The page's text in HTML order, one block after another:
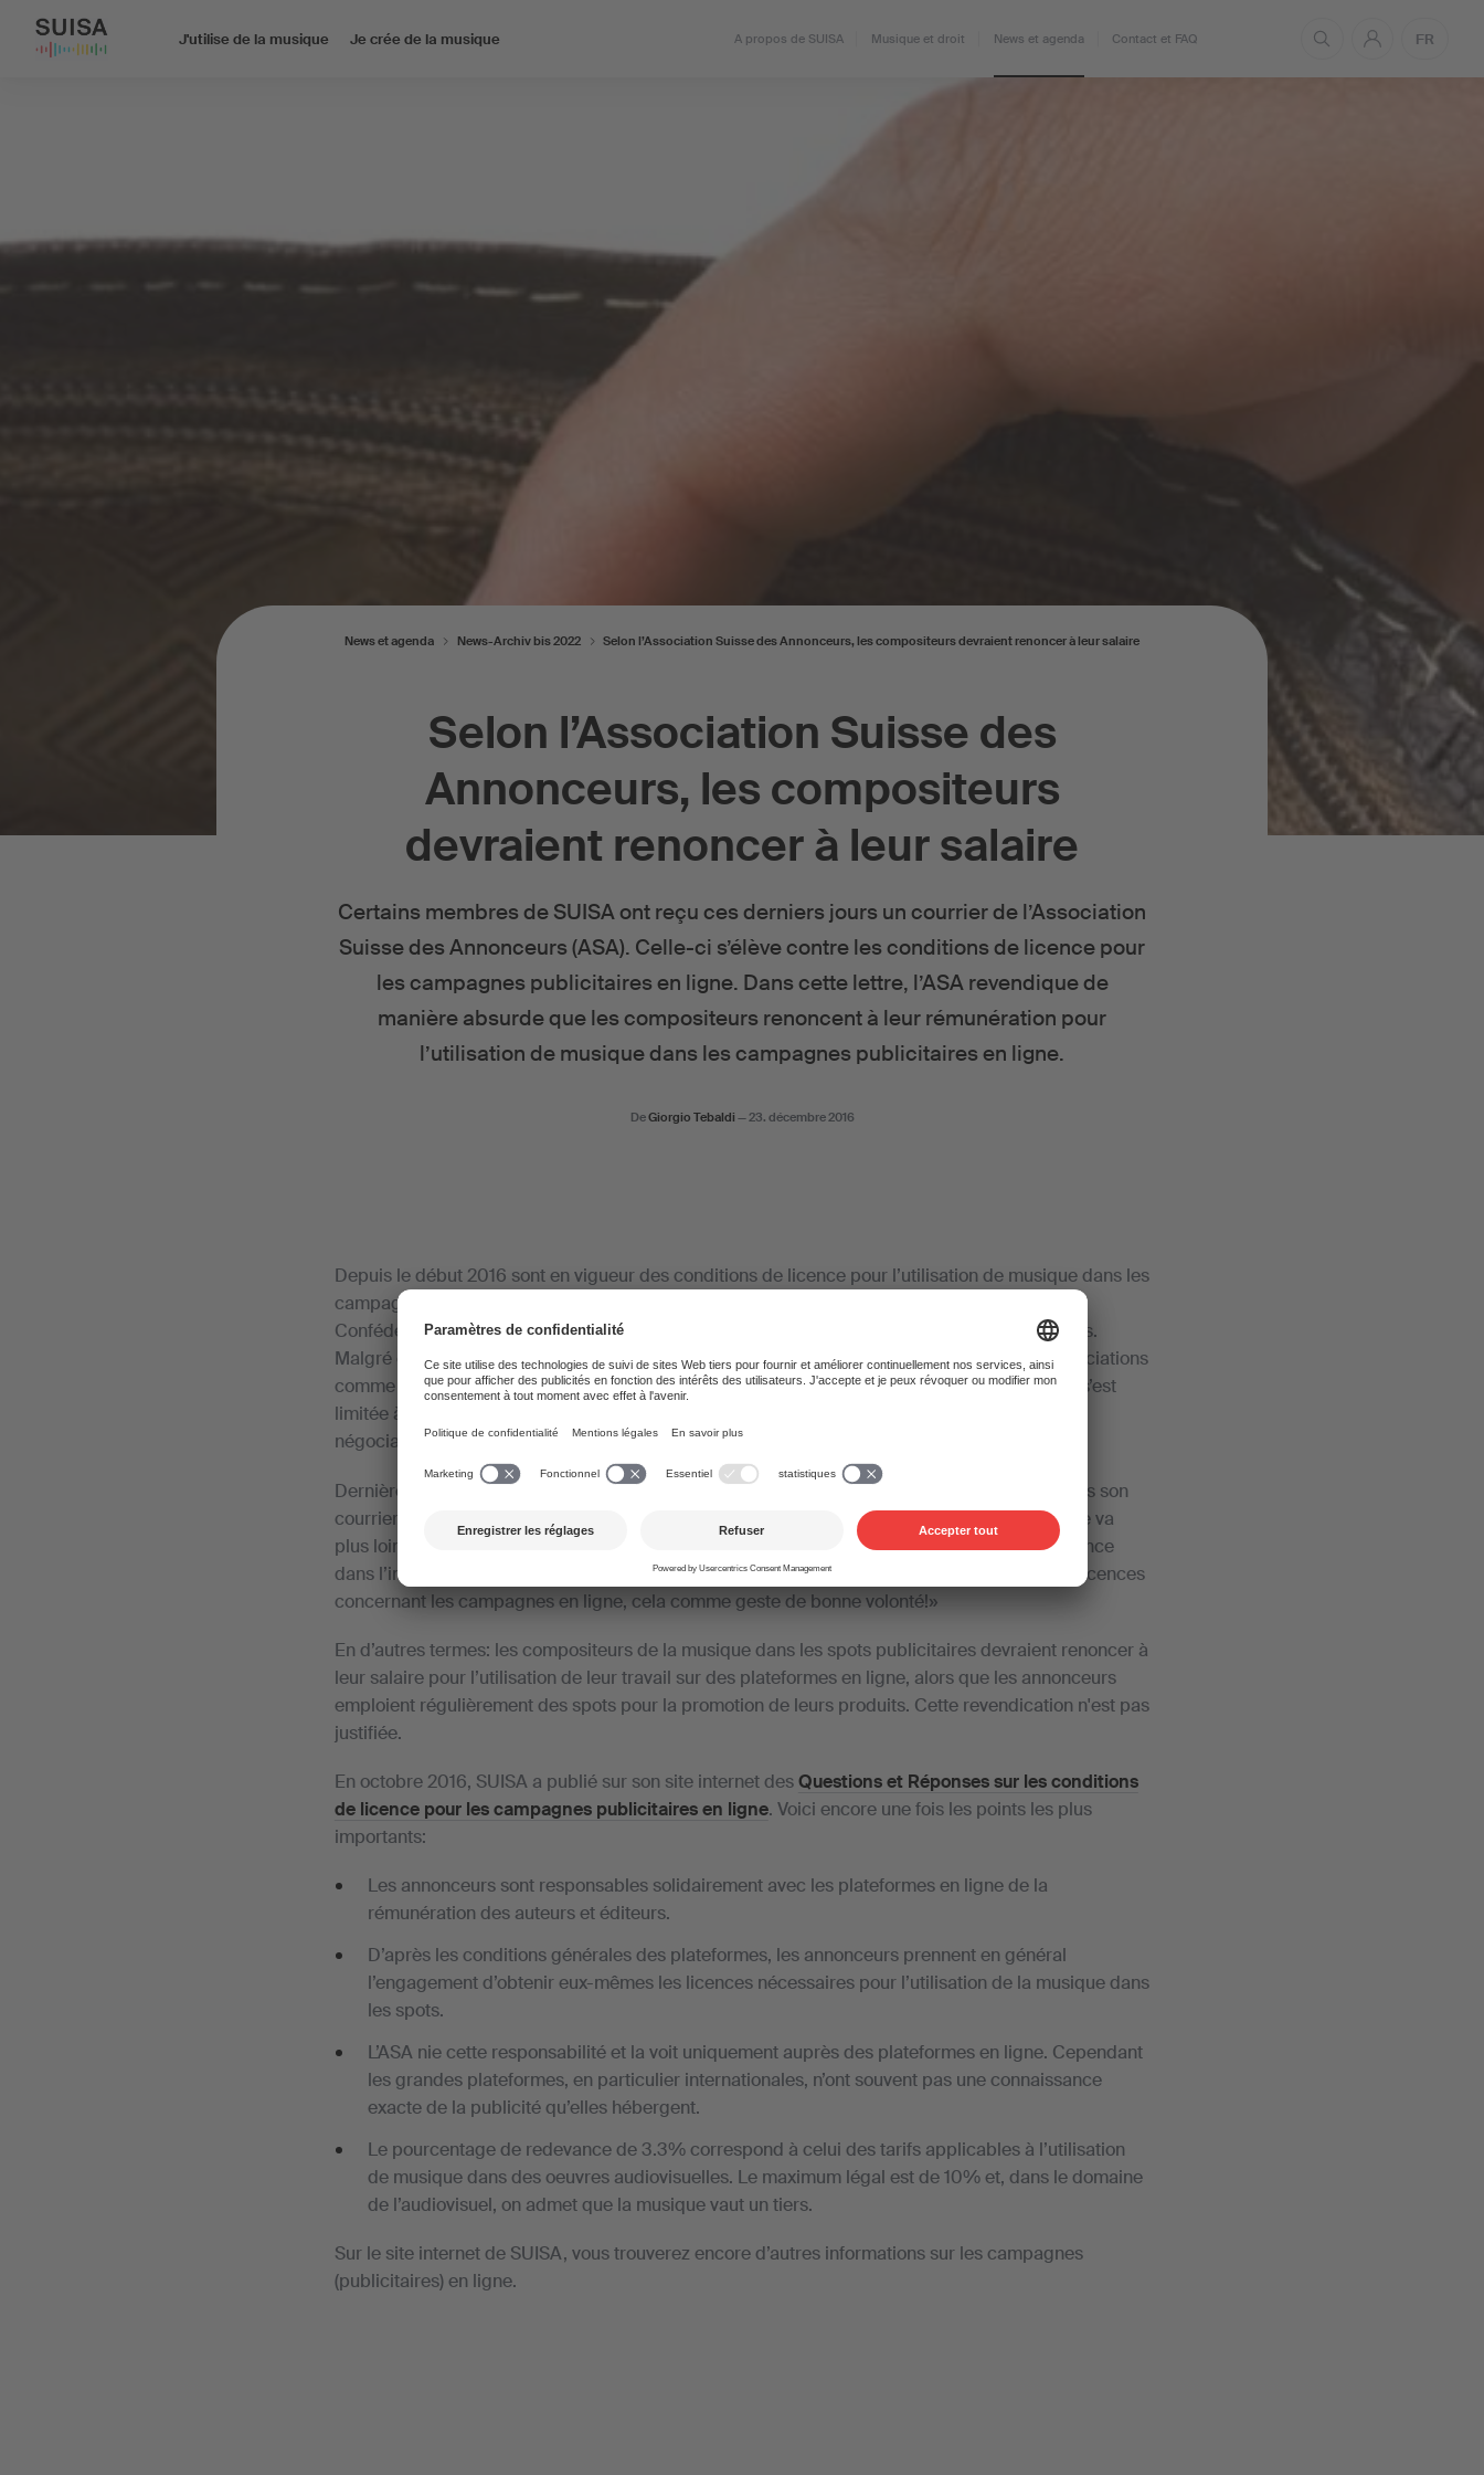
J'utilise de la musique Je crée de la musique A propos de SUISA Musique et droit News et agenda Contact et FAQ FR
Selon l’Association Suisse des
Annonceurs, les compositeurs
devraient renoncer à leur salaire
Certains membres de SUISA ont reçu ces derniers jours un courrier de l’Association
Suisse des Annonceurs (ASA). Celle-ci s’élève contre les conditions de licence pour
les campagnes publicitaires en ligne. Dans cette lettre, l’ASA revendique de
manière absurde que les compositeurs renoncent à leur rémunération pour
l’utilisation de musique dans les campagnes publicitaires en ligne.
News et agenda News-Archiv bis 2022 Selon l’Association Suisse des Annonceurs, les compositeurs devraient renoncer à leur salaire
DeGiorgio Tebaldi — 23. décembre 2016
Depuis le début 2016 sont en vigueur des conditions de licence pour l’utilisation de musique dans les
campagnes publicitaires en ligne. Ce domaine n’est pas soumis à la surveillance de la
Confédération, si bien que les compositeurs et éditeurs peuvent librement fixer ces conditions.
Malgré cela, SUISA s’est déclarée prête à rechercher des solutions en commun avec les associations
comme l’ASA. Malheureusement, les discussions n’ont pas eu le succès escompté, car l’ASA s’est
limitée à émettre des critiques sans faire de propositions concrètes. Pour cette raison, les
négociations ont été interrompues en octobre 2016.
Dernièrement, l’ASA a contacté plusieurs membres de SUISA, compositeurs et paroliers. Dans son
courrier, elle répète ses critiques contre les conditions de licence. Au dernier paragraphe, elle va
plus loin et demande que les membres de SUISA interviennent pour que cette dernière «renonce
dans l’intervalle à faire valoir des prétentions financières vis-à-vis des annonceurs pour des licences
concernant les campagnes en ligne, cela comme geste de bonne volonté!»
En d’autres termes: les compositeurs de la musique dans les spots publicitaires devraient renoncer à
leur salaire pour l’utilisation de leur travail sur des plateformes en ligne, alors que les annonceurs
emploient régulièrement des spots pour la promotion de leurs produits. Cette revendication n'est pas
justifiée.
En octobre 2016, SUISA a publié sur son site internet desQuestions et Réponses sur les conditions
de licence pour les campagnes publicitaires en ligne. Voici encore une fois les points les plus
importants:
Les annonceurs sont responsables solidairement avec les plateformes en ligne de la
rémunération des auteurs et éditeurs.
D’après les conditions générales des plateformes, les annonceurs prennent en général
l’engagement d’obtenir eux-mêmes les licences nécessaires pour l’utilisation de la musique dans
les spots.
L’ASA nie cette responsabilité et la voit uniquement auprès des plateformes en ligne. Cependant
les grandes plateformes, en particulier internationales, n’ont souvent pas une connaissance
exacte de la publicité qu’elles hébergent.
Le pourcentage de redevance de 3.3% correspond à celui des tarifs applicables à l’utilisation
de musique dans des oeuvres audiovisuelles. Le maximum légal est de 10% et, dans le domaine
de l’audiovisuel, on admet que la musique vaut un tiers.
Sur le site internet de SUISA, vous trouverez encore d’autres informations sur les campagnes
(publicitaires) en ligne.